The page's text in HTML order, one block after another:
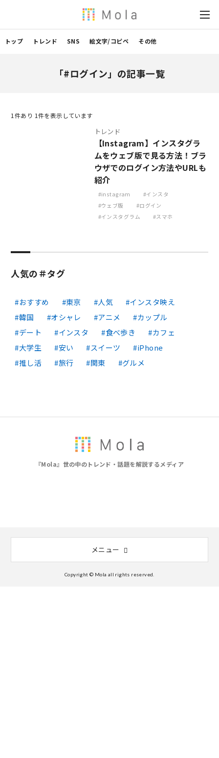
トップ トレンド SNS 絵文字/コピペ その他
「#ログイン」の記事一覧
1 件あり 1件を表示しています
トレンド
【Instagram】インスタグラ
ムをウェブ版で見る方法！ブラ
ウザでのログイン方法やURLも
紹介
instagram
インスタ
ウェブ版
ログイン
インスタグラム
スマホ
人気の＃タグ
おすすめ 東京 人気
インスタ映え
韓国
オシャレ アニメ
カップル
デート
インスタ 食べ歩き
カフェ
大学生
安い スイーツ
iPhone
推し活
旅行 関東 グルメ
『Mola』世の中のトレンド・話題を解説するメディア
メニュー
Copyright © Mola all rights reserved.